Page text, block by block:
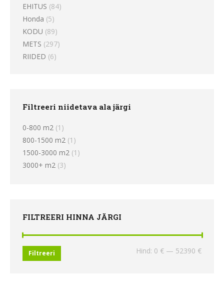
EHITUS (84)
Honda (5)
KODU (89)
METS (297)
RIIDED (6)
Filtreeri niidetava ala järgi
0-800 m2 (1)
800-1500 m2 (1)
1500-3000 m2 (1)
3000+ m2 (3)
FILTREERI HINNA JÄRGI
Filtreeri Hind: 0 € — 52390 €